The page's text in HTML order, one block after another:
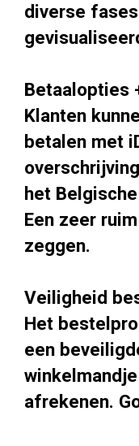
diverse
Betaalopties
Klanten
betalen met
het
Een zeer
zeggen.
Veiligheid
Het
een
afrekenen.